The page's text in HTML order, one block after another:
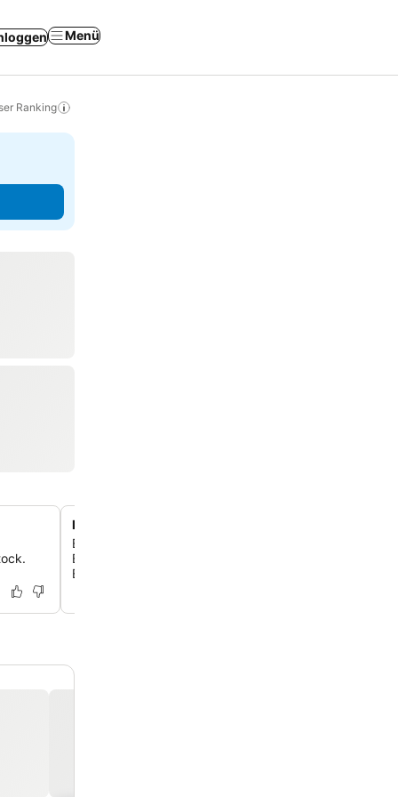
Menü
Ranking
Eckzimmer mit Badewannen
Entspanne dich in einem Premium-Eckzimmer mit einer
Badewanne, die vor Glaswänden positioniert ist, für ein
Badeerlebnis mit Aussicht.